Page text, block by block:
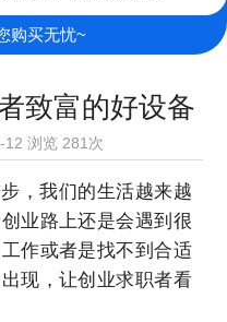
购买无忧~
致富的好设备
12 浏览 281次
，我们的生活越来越
业路上还是会遇到很
作或者是找不到合适
现，让创业求职者看